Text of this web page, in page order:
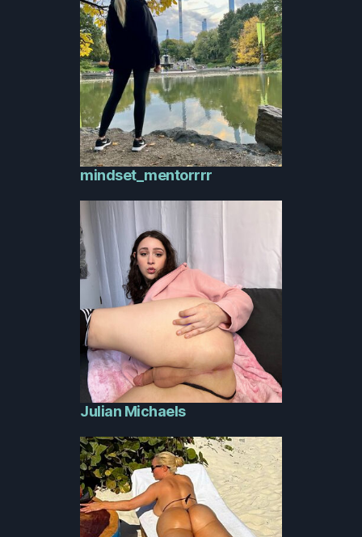
mindset_mentorrrr
Julian Michaels